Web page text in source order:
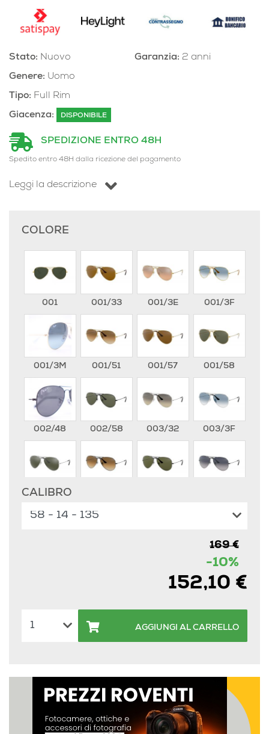
Stato: Nuovo
Genere: Uomo
Tipo: Full Rim
Garanzia: 2 anni
Giacenza: DISPONIBILE
SPEDIZIONE ENTRO 48H
Spedito entro 48H dalla ricezione del pagamento
Leggi la descrizione
COLORE
001 001/33 001/3E 001/3F
001/3M 001/51 001/57 001/58
002/48 002/58 003/32 003/3F
003/40
181/71
9065V7
CALIBRO
169 €
-10%
152,10 €
AGGIUNGI AL CARRELLO